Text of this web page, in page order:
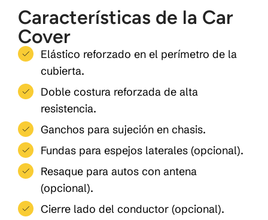
Características de la Car
Cover
Elástico reforzado en el perímetro de la
cubierta.
Doble costura reforzada de alta
resistencia.
Ganchos para sujeción en chasis.
Fundas para espejos laterales (opcional).
Resaque para autos con antena
(opcional).
Cierre lado del conductor (opcional).